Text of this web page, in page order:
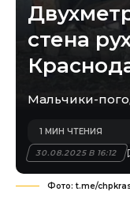
стена
Мальчики-
30.08.2025 В 16:12
1 МИН ЧТЕНИЯ
Фото: t.me/